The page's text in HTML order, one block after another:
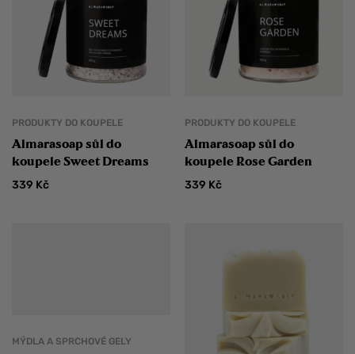
PRODUKTY DO KOUPELE
Almarasoap sůl do
koupele Sweet Dreams
339 Kč
PRODUKTY DO KOUPELE
Almarasoap sůl do
koupele Rose Garden
339 Kč
MÝDLA A SPRCHOVÉ GELY